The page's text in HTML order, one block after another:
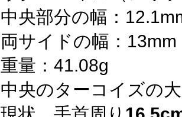
中央部分の幅：
両サイドの幅：
重量：41.08g
中央のターコイズの